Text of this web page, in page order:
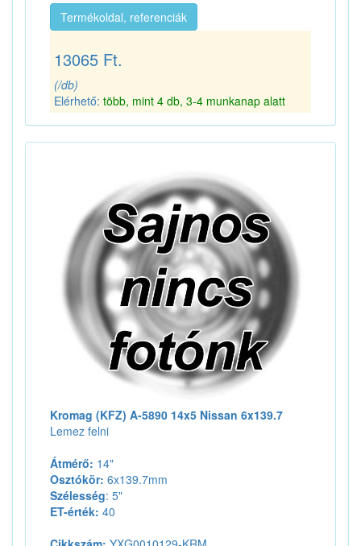
Termékoldal, referenciák
13065 Ft.
(/db)
Elérhető: több, mint 4 db, 3-4 munkanap alatt
Kromag (KFZ) A-5890 14x5 Nissan 6x139.7
Lemez felni
Átmérő: 14"
Osztókör: 6x139.7mm
Szélesség: 5"
ET-érték: 40